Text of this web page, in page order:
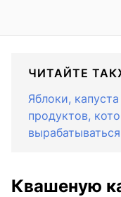
ЧИТАЙТЕ
Яблоки,
продуктов,
Квашеную